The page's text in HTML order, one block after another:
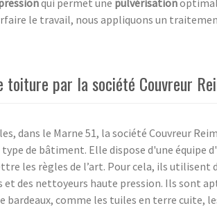
qui permet une pulvérisation
le travail, nous appliquons un
toiture par la société Couvreur
dans le Marne 51, la société Couvreur
de bâtiment. Elle dispose d'une équipe
les règles de l’art. Pour cela, ils utilisent
et des nettoyeurs haute pression. Ils sont
bardeaux, comme les tuiles en terre cuite,